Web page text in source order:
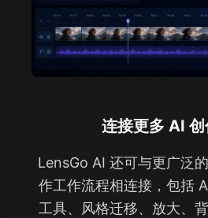
连接更多 AI
LensGo AI 还可与更广泛
作工作流程相连接，包括
工具、风格迁移、放大、